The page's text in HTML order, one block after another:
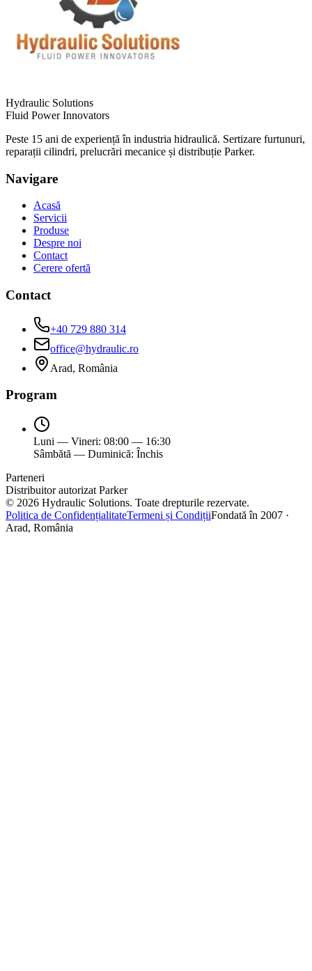
Hydraulic Solutions
Fluid Power Innovators
Peste 15 ani de experiență în industria hidraulică. Sertizare furtunuri,
reparații cilindri, prelucrări mecanice și distribuție Parker.
Navigare
Acasă
Servicii
Produse
Despre noi
Contact
Cerere ofertă
Contact
+40 729 880 314
office@hydraulic.ro
Arad, România
Program
Luni — Vineri: 08:00 — 16:30
Sâmbătă — Duminică: Închis
Parteneri
Distribuitor autorizat Parker
© 2026 Hydraulic Solutions. Toate drepturile rezervate.
Politica de ConfidențialitateTermeni și CondițiiFondată în 2007 ·
Arad, România